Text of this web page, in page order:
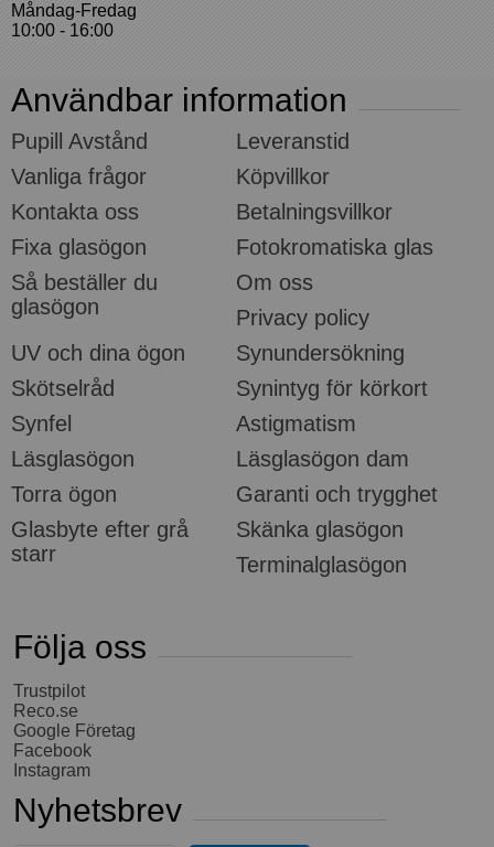
Måndag-Fredag
10:00 - 16:00
Användbar information
Pupill Avstånd
Leveranstid
Vanliga frågor
Köpvillkor
Kontakta oss
Betalningsvillkor
Fixa glasögon
Fotokromatiska glas
Så beställer du
glasögon
Om oss
Privacy policy
UV och dina ögon
Synundersökning
Skötselråd
Synintyg för körkort
Synfel
Astigmatism
Läsglasögon
Läsglasögon dam
Torra ögon
Garanti och trygghet
Glasbyte efter grå
starr
Skänka glasögon
Terminalglasögon
Följa oss
Trustpilot
Reco.se
Google Företag
Facebook
Instagram
Nyhetsbrev